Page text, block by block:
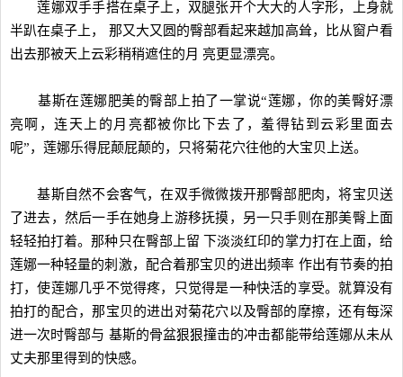
莲娜双手手搭在桌子上，双腿张开个大大的人字形，上身就
半趴在桌子上， 那又大又圆的臀部看起来越加高耸，比从窗户看
出去那被天上云彩稍稍遮住的月 亮更显漂亮。
基斯在莲娜肥美的臀部上拍了一掌说“莲娜，你的美臀好漂
亮啊，连天上的月亮都被你比下去了，羞得钻到云彩里面去
呢”，莲娜乐得屁颠屁颠的，只将菊花穴往他的大宝贝上送。
基斯自然不会客气，在双手微微拨开那臀部肥肉，将宝贝送
了进去，然后一手在她身上游移抚摸，另一只手则在那美臀上面
轻轻拍打着。那种只在臀部上留 下淡淡红印的掌力打在上面，给
莲娜一种轻量的刺激，配合着那宝贝的进出频率 作出有节奏的拍
打，使莲娜几乎不觉得疼，只觉得是一种快活的享受。就算没有
拍打的配合，那宝贝的进出对菊花穴以及臀部的摩擦，还有每深
进一次时臀部与 基斯的骨盆狠狠撞击的冲击都能带给莲娜从未从
丈夫那里得到的快感。